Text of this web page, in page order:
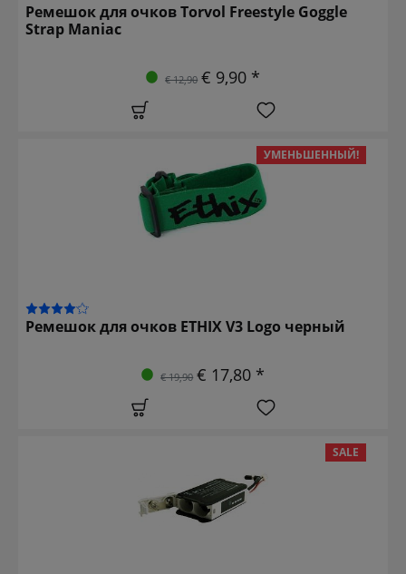
Ремешок для очков Torvol Freestyle Goggle
Strap Maniac
€ 12,90 € 9,90 *
УМЕНЬШЕННЫЙ!
Ремешок для очков ETHIX V3 Logo черный
€ 19,90 € 17,80 *
SALE